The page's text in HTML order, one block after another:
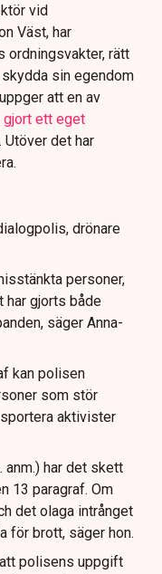
vid
Väst, har
ordningsvakter, rätt
sin egendom
att en av
gjort ett eget
det har
drönare
personer,
har gjorts både
säger Anna-
kan polisen
som stör
aktivister
anm.) har det skett
13 paragraf. Om
det olaga intrånget
för brott, säger hon.
polisens uppgift